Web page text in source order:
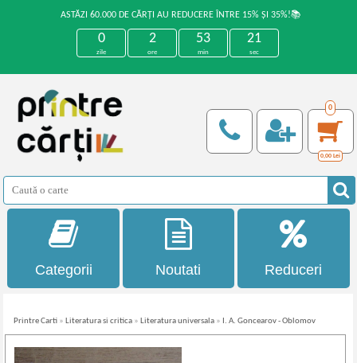
ASTĂZI 60.000 DE CĂRȚI AU REDUCERE ÎNTRE 15% ȘI 35%!📚
0
zile
2
ore
53
min
21
sec
0
0,00 Lei
Categorii Noutati Reduceri
Printre Carti » Literatura si critica » Literatura universala » I. A. Goncearov - Oblomov